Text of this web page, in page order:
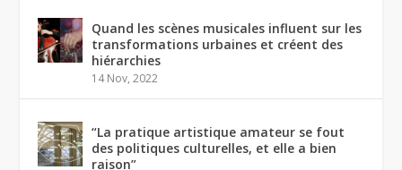
Quand les scènes musicales influent sur les
transformations urbaines et créent des
hiérarchies
14 Nov, 2022
“La pratique artistique amateur se fout
des politiques culturelles, et elle a bien
raison”